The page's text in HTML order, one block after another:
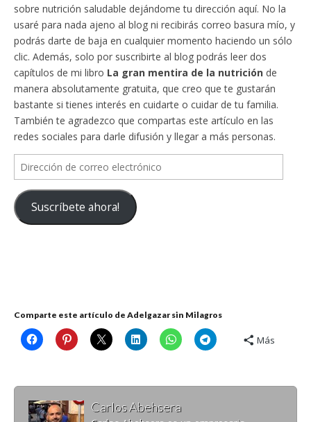
sobre nutrición saludable dejándome tu dirección aquí. No la
usaré para nada ajeno al blog ni recibirás correo basura mío, y
podrás darte de baja en cualquier momento haciendo un sólo
clic. Además, solo por suscribirte al blog podrás leer dos
capítulos de mi libro La gran mentira de la nutrición de
manera absolutamente gratuita, que creo que te gustarán
bastante si tienes interés en cuidarte o cuidar de tu familia.
También te agradezco que compartas este artículo en las
redes sociales para darle difusión y llegar a más personas.
Dirección
de
correo
electrónico
Suscríbete ahora!
Comparte este artículo de Adelgazar sin Milagros
Más
Carlos Abehsera